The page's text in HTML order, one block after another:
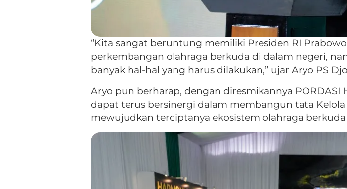
“Kita sangat beruntung memiliki Presiden RI
perkembangan olahraga berkuda di dalam negeri,
banyak hal-hal yang harus dilakukan,” ujar Aryo PS
Aryo pun berharap, dengan diresmikannya PORDASI
dapat terus bersinergi dalam membangun tata
mewujudkan terciptanya ekosistem olahraga